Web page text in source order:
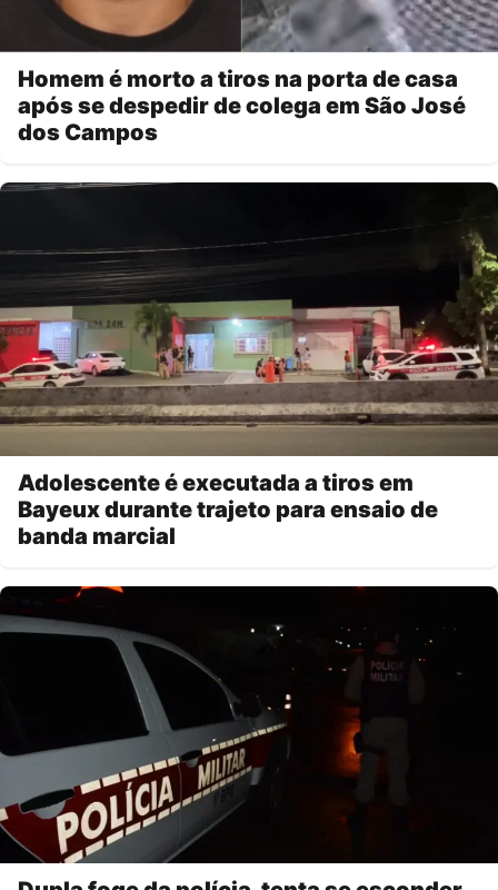
Homem é morto a tiros na porta de casa
após se despedir de colega em São José
dos Campos
Adolescente é executada a tiros em
Bayeux durante trajeto para ensaio de
banda marcial